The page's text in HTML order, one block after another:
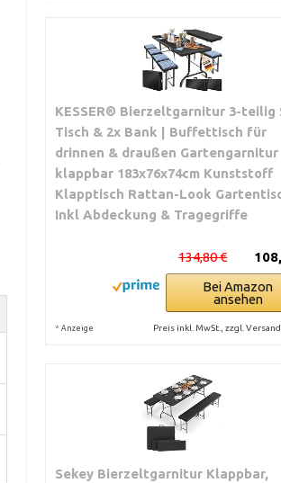
KESSER® Bierzeltgarnitur 3-teilig
Tisch & 2x Bank | Buffettisch für
drinnen & draußen Gartengarnitur
klappbar 183x76x74cm Kunststoff
Klapptisch Rattan-Look
Inkl Abdeckung & Tragegriffe
134,80 €
Bei Amazon
ansehen
* Anzeige Preis inkl. MwSt., zzgl.
Sekey Bierzeltgarnitur Klappbar,